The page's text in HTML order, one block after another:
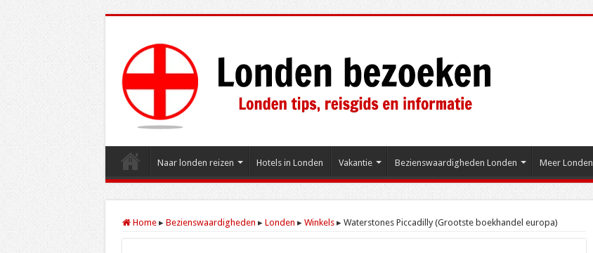
Naar londen reizen Hotels in Londen Vakantie Bezienswaardigheden Londen Meer Londen
Home ▸ Bezienswaardigheden ▸ Londen ▸ Winkels ▸ Waterstones Piccadilly (Grootste boekhandel europa)